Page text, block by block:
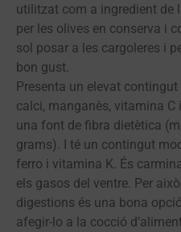
utilitzat com a ingredient de
per les olives en conserva i
sol posar a les cargoleres i
bon gust.
Presenta un elevat
calci, manganès, vitamina
una font de fibra dietètica
grams). I té un contingut
ferro i vitamina K. És
els gasos del ventre. Per
digestions és una bona
afegir-lo a la cocció